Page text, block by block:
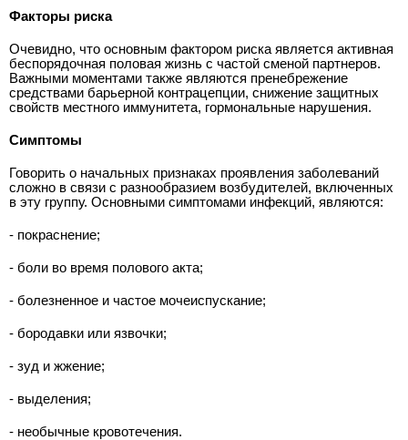
Факторы риска
Очевидно, что основным фактором риска является активная
беспорядочная половая жизнь с частой сменой партнеров.
Важными моментами также являются пренебрежение
средствами барьерной контрацепции, снижение защитных
свойств местного иммунитета, гормональные нарушения.
Симптомы
Говорить о начальных признаках проявления заболеваний
сложно в связи с разнообразием возбудителей, включенных
в эту группу. Основными симптомами инфекций, являются:
- покраснение;
- боли во время полового акта;
- болезненное и частое мочеиспускание;
- бородавки или язвочки;
- зуд и жжение;
- выделения;
- необычные кровотечения.